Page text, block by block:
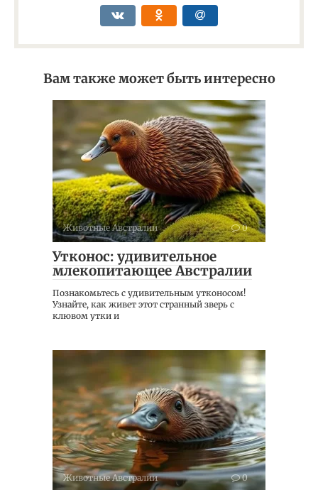
Вам также может быть интересно
Животные Австралии 0
Утконос: удивительное
млекопитающее Австралии
Познакомьтесь с удивительным утконосом!
Узнайте, как живет этот странный зверь с
клювом утки и
Животные Австралии 0